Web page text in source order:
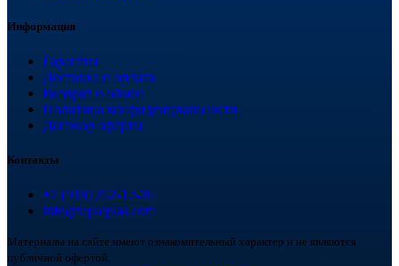
Информация
Гарантия
Доставка и оплата
Возврат и обмен
Политика конфиденциальности
Договор оферты
Контакты
+7 (918) 252-12-26
info@teploplas.com
Материалы на сайте имеют ознакомительный характер и не являются
публичной офертой.